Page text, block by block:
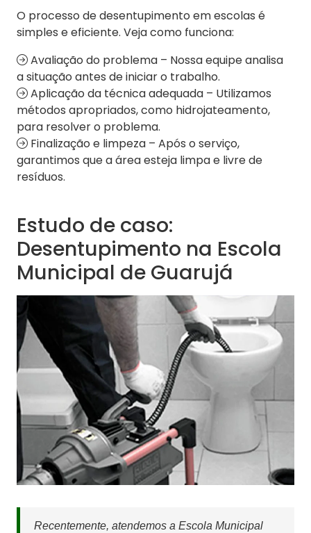
O processo de desentupimento em escolas é
simples e eficiente. Veja como funciona:
Avaliação do problema – Nossa equipe analisa
a situação antes de iniciar o trabalho.
Aplicação da técnica adequada – Utilizamos
métodos apropriados, como hidrojateamento,
para resolver o problema.
Finalização e limpeza – Após o serviço,
garantimos que a área esteja limpa e livre de
resíduos.
Estudo de caso:
Desentupimento na Escola
Municipal de Guarujá
Recentemente, atendemos a Escola Municipal